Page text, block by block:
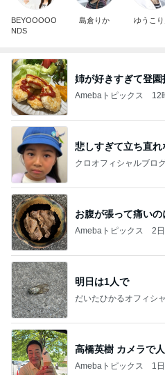
BEYOOOOO
NDS
島倉りか ゆうこり
姉が好きすぎて登
Amebaトピックス 12
悲しすぎて立ち直れ
クロオフィシャルブロ
お腹が張って痛い
Amebaトピックス 2
明日は1人で
だいたひかるオフィシ
高橋英樹 カメラで
Amebaトピックス 1